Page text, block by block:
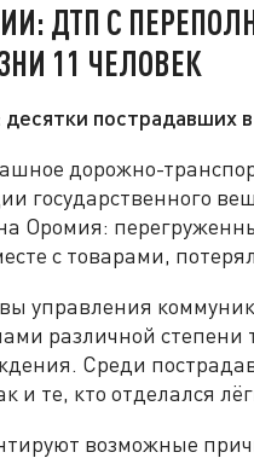
ДТП С
11 ЧЕЛОВЕК
пострадавших
дорожно-
государственного
Оромия:
с товарами,
управления
различной степени
Среди
и те, кто отделался
возможные